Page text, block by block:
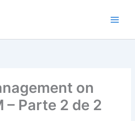
on
– Parte 2 de 2